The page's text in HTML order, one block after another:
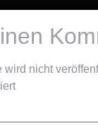
wird nicht